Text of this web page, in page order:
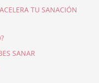
TU SANACIÓN
SANAR